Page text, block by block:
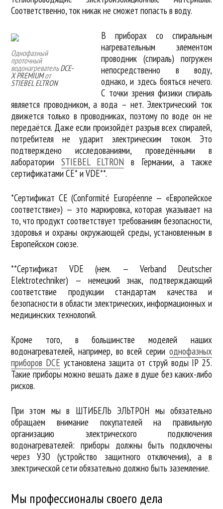
Соответственно, ток никак не сможет попасть в воду.
Однофазный
проточный
водонагревательDCE-
X PREMIUMот
STIEBEL ELTRON
В приборах со спиральным
нагревательным элементом
проводник (спираль) погружен
непосредственно в воду,
однако, и здесь бояться нечего.
С точки зрения физики спираль
является проводником, а вода – нет. Электрический ток
движется только в проводниках, поэтому по воде он не
передаётся. Даже если произойдёт разрыв всех спиралей,
потребителя не ударит электрическим током. Это
подтверждено исследованиями, проведёнными в
лаборатории STIEBEL ELTRON в Германии, а также
сертификатами CE* и VDE**.
*Сертификат CE (Conformité Européenne — «Европейское
соответствие») — это маркировка, которая указывает на
то, что продукт соответствует требованиям безопасности,
здоровья и охраны окружающей среды, установленным в
Европейском союзе.
**Сертификат VDE (нем. — Verband Deutscher
Elektrotechniker) — немецкий знак, подтверждающий
соответствие продукции стандартам качества и
безопасности в области электрических, информационных и
медицинских технологий.
Кроме того, в большинстве моделей наших
водонагревателей, например, во всей серии однофазных
приборов DCE установлена защита от струй воды IP 25.
Такие приборы можно вешать даже в душе без каких-либо
рисков.
При этом мы в ШТИБЕЛЬ ЭЛЬТРОН мы обязательно
обращаем внимание покупателей на правильную
организацию электрического подключения
водонагревателей: приборы должны быть подключены
через УЗО (устройство защитного отключения), а в
электрической сети обязательно должно быть заземление.
Мы профессионалы своего дела